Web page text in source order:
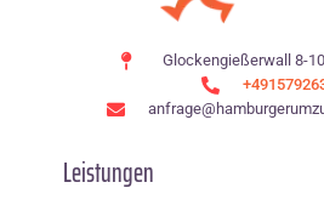
Glockengießerwall 8-
Leistungen